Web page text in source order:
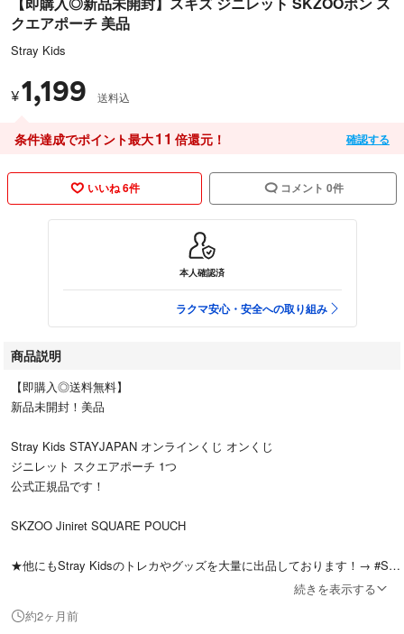
クエアポーチ 美品
Stray Kids
¥1,199 送料込
条件達成でポイント最大11 倍還元！ 確認する
いいね 6件 コメント 0件
本人確認済
ラクマ安心・安全への取り組み
商品説明
【即購入◎送料無料】
新品未開封！美品
Stray Kids STAYJAPAN オンラインくじ オンくじ
ジニレット スクエアポーチ 1つ
公式正規品です！
SKZOO Jiniret SQUARE POUCH
★他にもStray Kidsのトレカやグッズを大量に出品しております！→ #SK
続きを表示する
約2ヶ月前